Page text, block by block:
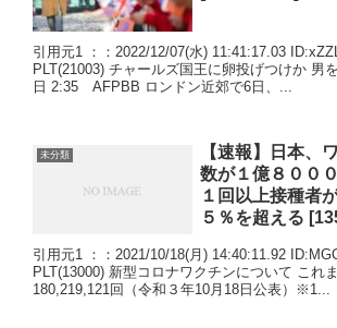
引用元1 ：：2022/12/07(水) 11:41:17.03
PLT(21003) チャールズ国王に卵投げつけか 男
日 2:35 AFPBB ロンドン近郊で6日、...
未分類
【速報】日本、
数が１億８００
１回以上接種者
５％を超える
引用元1 ：：2021/10/18(月) 14:40:11.92
PLT(13000) 新型コロナワクチンについて これ
180,219,121回（令和３年10月18日公表）※1...